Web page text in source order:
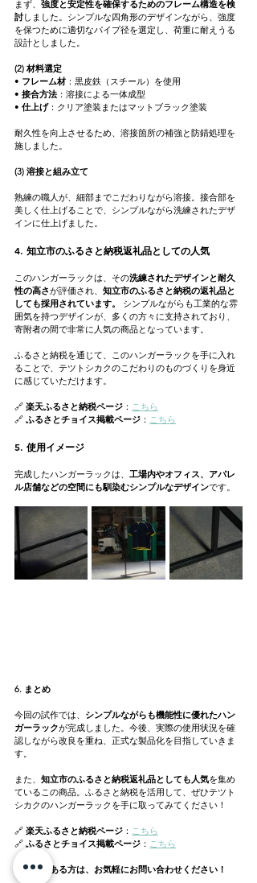
まず、 強度と安定性を確保するためのフレーム構造を検
討しました。シンプルな四角形のデザインながら、強度
を保つために適切なパイプ径を選定し、荷重に耐えうる
設計としました。
(2) 材料選定
• フレーム材 ：黒皮鉄（スチール）を使用
• 接合方法 ：溶接による一体成型
• 仕上げ：クリア塗装またはマットブラック塗装
耐久性を向上させるため、溶接箇所の補強と防錆処理を
施しました。
(3) 溶接と組み立て
熟練の職人が、細部までこだわりながら溶接。接合部を
美しく仕上げることで、シンプルながら洗練されたデザ
インに仕上げました。
4. 知立市のふるさと納税返礼品としての人気
このハンガーラックは、その洗練されたデザインと耐久
性の高さが評価され、 知立市のふるさと納税の返礼品と
しても採用されています。
シンプルながらも工業的な雰
囲気を持つデザインが、多くの方々に支持されており、
寄附者の間で非常に人気の商品となっています。
ふるさと納税を通じて、このハンガーラックを手に入れ
ることで、テツトシカクのこだわりのものづくりを身近
に感じていただけます。
🔗 楽天ふるさと納税ページ ： こちら
🔗 ふるさとチョイス掲載ページ ： こちら
5. 使用イメージ
完成したハンガーラックは、 工場内やオフィス、アパレ
ル店舗などの空間にも馴染むシンプルなデザインです。
6. まとめ
今回の試作では、 シンプルながらも機能性に優れたハン
ガーラックが完成しました。今後、実際の使用状況を確
認しながら改良を重ね、正式な製品化を目指していきま
す。
また、 知立市のふるさと納税返礼品としても人気を集め
ているこの商品。ふるさと納税を活用して、ぜひテツト
シカクのハンガーラックを手に取ってみてください！
🔗 楽天ふるさと納税ページ ： こちら
🔗 ふるさとチョイス掲載ページ ： こちら
ご興味のある方は、お気軽にお問い合わせください！